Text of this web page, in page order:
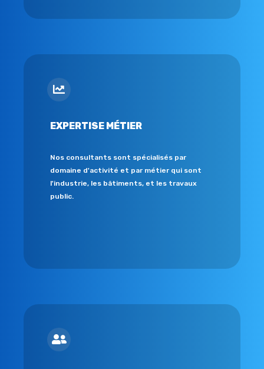
EXPERTISE MÉTIER
Nos consultants sont spécialisés par
domaine d'activité et par métier qui sont
l'industrie, les bâtiments, et les travaux
public.